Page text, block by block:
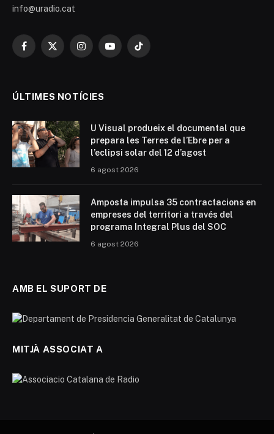
info@uradio.cat
Facebook
X
InstagramYouTubeTikTok
ÚLTIMES NOTÍCIES
U Visual produeix el documental que
prepara les Terres de l’Ebre per a
l’eclipsi solar del 12 d’agost
6 agost 2026
Amposta impulsa 35 contractacions en
empreses del territori a través del
programa Integral Plus del SOC
6 agost 2026
AMB EL SUPORT DE
MITJÀ ASSOCIAT A